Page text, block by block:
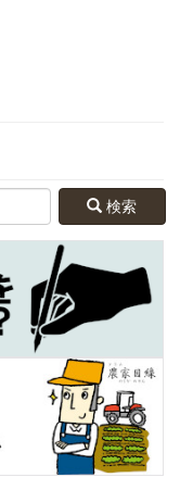
検索